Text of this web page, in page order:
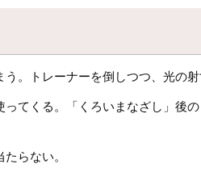
。トレーナーを倒しつつ、光の
ってくる。「くろいまなざし」後
らない。